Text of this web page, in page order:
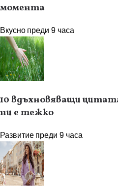
момента
Вкуснопреди 9 часа
10 вдъхновяващи
ни е тежко
Развитиепреди 9 часа